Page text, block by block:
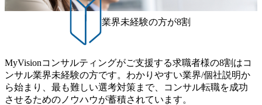
業界未経験の方が8割
MyVisionコンサルティングがご支援する求職者様の8割はコ
ンサル業界未経験の方です。わかりやすい業界/個社説明か
ら始まり、最も難しい選考対策まで、コンサル転職を成功
させるためのノウハウが蓄積されています。